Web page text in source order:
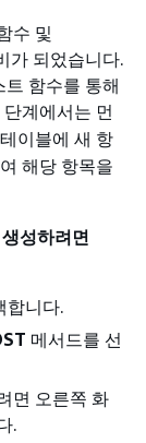
수 및
가 되었습니다.
함수를 통해
계에서는 먼
이블에 새 항
해당 항목을
성하려면
합니다.
메서드를 선
면 오른쪽 화
.